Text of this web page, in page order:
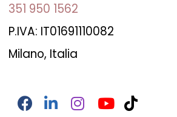
351 950 1562
P.IVA: IT01691110082
Milano, Italia
Facebook
LinkedIn
InstagramYouTube
TikTok